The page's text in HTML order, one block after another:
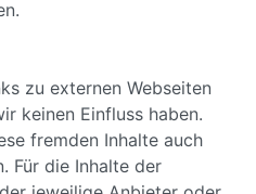
zu externen Webseiten
keinen Einfluss haben.
fremden Inhalte auch
Für die Inhalte der